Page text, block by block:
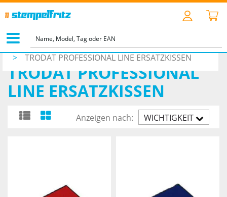
>
ERSATZKISSEN
>
TRODAT PROFESSIONAL LINE ERSATZKISSEN
TRODAT PROFESSIONAL
LINE ERSATZKISSEN
WICHTIGKEIT
Anzeigen nach: